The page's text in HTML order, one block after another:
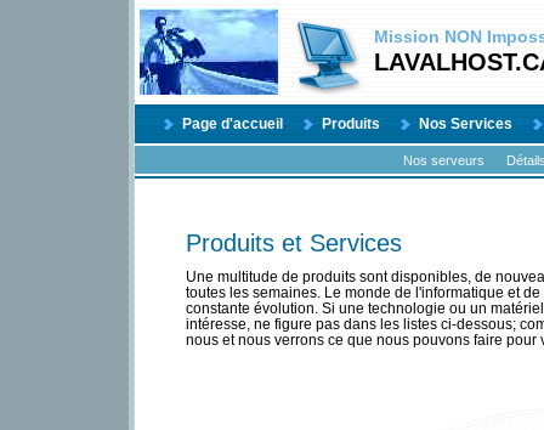
Mission NON
Page d'accueil Produits Nos Services
Nos serveurs
Produits et Services
Une multitude de produits sont disponibles, de
toutes les semaines. Le monde de l'informatique et
constante évolution. Si une technologie ou un
intéresse, ne figure pas dans les listes ci-dessous;
nous et nous verrons ce que nous pouvons faire pour